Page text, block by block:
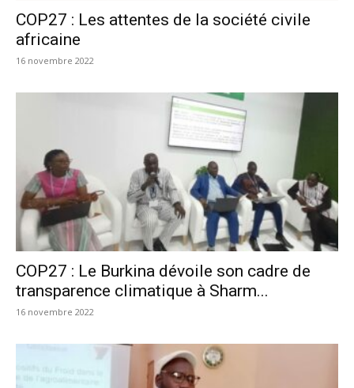
COP27 : Les attentes de la société civile
africaine
16 novembre 2022
COP27 : Le Burkina dévoile son cadre de
transparence climatique à Sharm...
16 novembre 2022